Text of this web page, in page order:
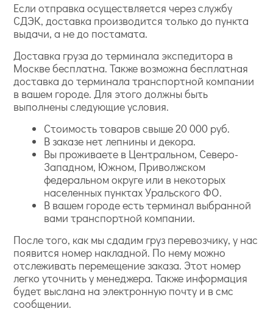
Если отправка осуществляется через службу
СДЭК, доставка производится только до пункта
выдачи, а не до постамата.
Доставка груза до терминала экспедитора в
Москве бесплатна. Также возможна бесплатная
доставка до терминала транспортной компании
в вашем городе. Для этого должны быть
выполнены следующие условия.
Стоимость товаров свыше 20 000 руб.
В заказе нет лепнины и декора.
Вы проживаете в Центральном, Северо-
Западном, Южном, Приволжском
федеральном округе или в некоторых
населенных пунктах Уральского ФО.
В вашем городе есть терминал выбранной
вами транспортной компании.
После того, как мы сдадим груз перевозчику, у нас
появится номер накладной. По нему можно
отслеживать перемещение заказа. Этот номер
легко уточнить у менеджера. Также информация
будет выслана на электронную почту и в смс
сообщении.